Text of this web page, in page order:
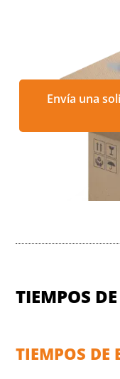
Envía una
TIEMPOS
TIEMPOS